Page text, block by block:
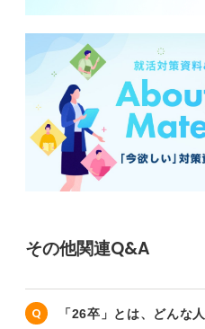
その他関連Q&A
「26卒」とは、どんな